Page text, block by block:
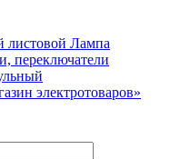
листовой Лампа
переключатели